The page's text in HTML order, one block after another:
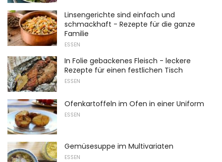
Linsengerichte sind einfach und
schmackhaft - Rezepte für die ganze
Familie
ESSEN
In Folie gebackenes Fleisch - leckere
Rezepte für einen festlichen Tisch
ESSEN
Ofenkartoffeln im Ofen in einer Uniform
ESSEN
Gemüsesuppe im Multivariaten
ESSEN